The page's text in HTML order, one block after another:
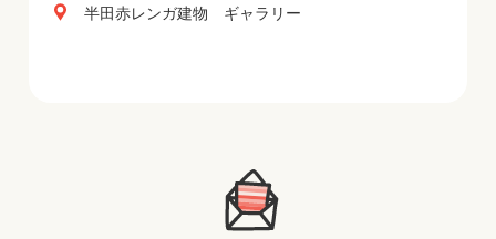
半田赤レンガ建物 ギャラリー